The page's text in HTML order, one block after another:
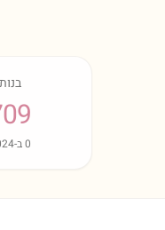
בנות
0ב-